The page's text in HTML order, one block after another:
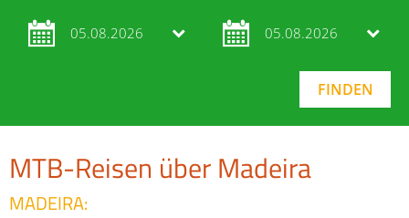
05.08.2026 05.08.2026
MTB-Reisen über Madeira
MADEIRA: